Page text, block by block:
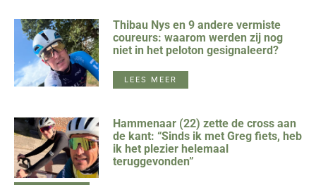
Thibau Nys en 9 andere vermiste
coureurs: waarom werden zij nog
niet in het peloton gesignaleerd?
LEES MEER
Hammenaar (22) zette de cross aan
de kant: “Sinds ik met Greg fiets, heb
ik het plezier helemaal
teruggevonden”